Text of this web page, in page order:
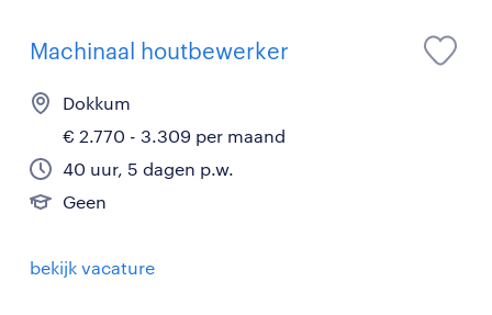
Machinaal houtbewerker
Dokkum
€ 2.770 - 3.309 per maand
40 uur, 5 dagen p.w.
Geen
bekijk vacature